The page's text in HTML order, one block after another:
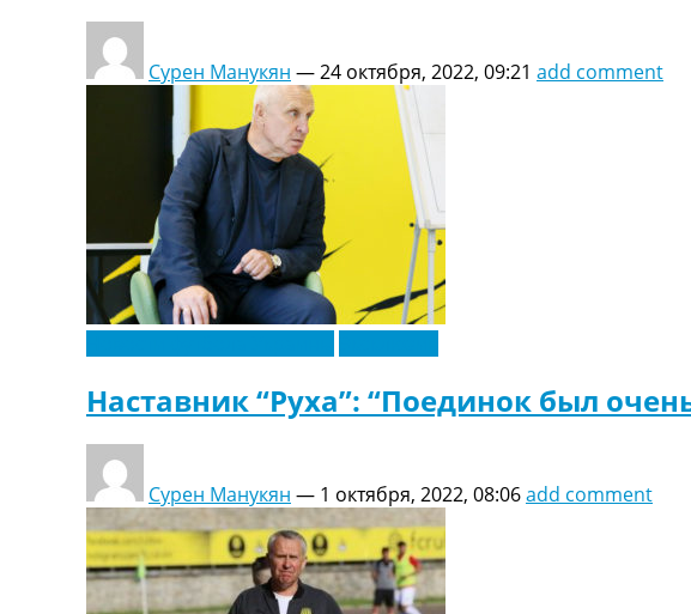
Сурен Манукян —24 октября, 2022, 09:21 add comment
Наставник “Руха”: “Поединок был
Сурен Манукян — 1 октября, 2022, 08:06add comment